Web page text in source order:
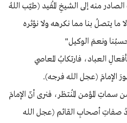
منه إلى الشيخِ المُفيد (طيّب اللهُ
يتصلُ بنا مما نكرهه ولا نؤثره
ونعمَ الوكيل"
العباد، فارتكابُ المعاصي
الإمامَ (عجل الله فرجه).
المؤمن المُنتظر، فنرى أنّ الإمامَ
صفاتِ أصحابِ القائم (عجل الله